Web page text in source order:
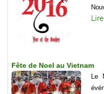
Fête de Noel au Vietnam
Le